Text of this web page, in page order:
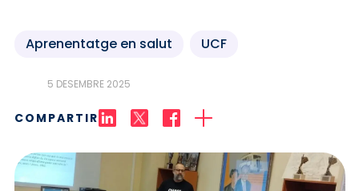
Aprenentatge en salut UCF
5 DESEMBRE 2025
COMPARTIR